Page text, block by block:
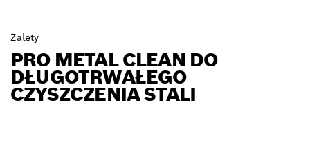
Zalety
PRO METAL CLEAN DO
DŁUGOTRWAŁEGO
CZYSZCZENIA STALI